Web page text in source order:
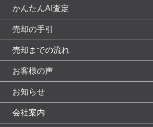
かんたんAI査定
売却の手引
売却までの流れ
お客様の声
お知らせ
会社案内